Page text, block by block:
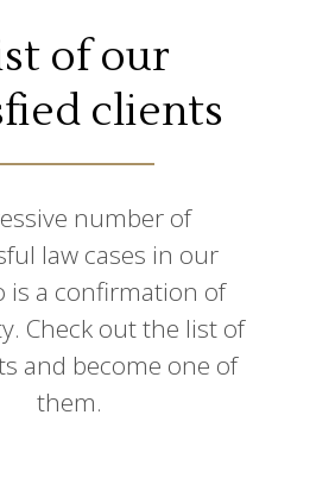
of our
clients
number of
law cases in our
is a confirmation of
Check out the list of
and become one of
them.